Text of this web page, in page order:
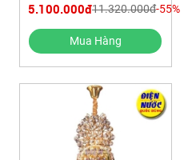
5.100.000đ11.320.000đ-55%
Mua Hàng